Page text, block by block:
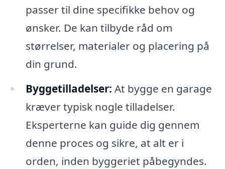
passer til dine specifikke behov og
ønsker. De kan tilbyde råd om
størrelser, materialer og placering på
din grund.
Byggetilladelser: At bygge en garage
kræver typisk nogle tilladelser.
Eksperterne kan guide dig gennem
denne proces og sikre, at alt er i
orden, inden byggeriet påbegyndes.